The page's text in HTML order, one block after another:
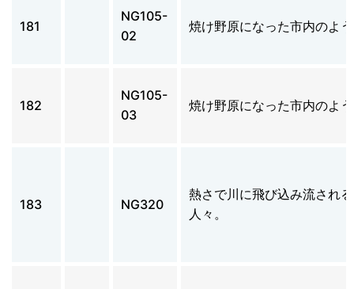
181
NG105-
02
焼け野原になった市内のよ
182
NG105-
03
焼け野原になった市内のよ
183 NG320
熱さで川に飛び込み流される
人々。